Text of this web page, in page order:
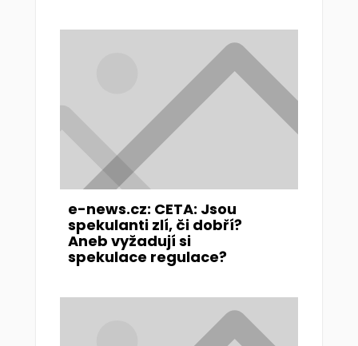
e-news.cz: CETA: Jsou
spekulanti zlí, či dobří?
Aneb vyžadují si
spekulace regulace?